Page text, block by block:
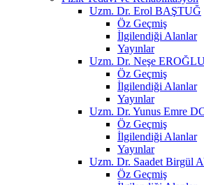
Uzm. Dr. Erol BAŞTUĞ
Öz Geçmiş
İlgilendiği Alanlar
Yayınlar
Uzm. Dr. Neşe
Öz Geçmiş
İlgilendiği Alanlar
Yayınlar
Uzm. Dr. Yunus Emre
Öz Geçmiş
İlgilendiği Alanlar
Yayınlar
Uzm. Dr. Saadet Birgül
Öz Geçmiş